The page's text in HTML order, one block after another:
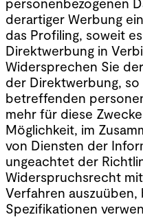
derartiger Werbung
das Profiling, soweit
Direktwerbung in
Widersprechen Sie
der Direktwerbung,
betreffenden
mehr für diese
Möglichkeit, im
von Diensten der
ungeachtet der
Widerspruchsrecht
Verfahren
Spezifikationen